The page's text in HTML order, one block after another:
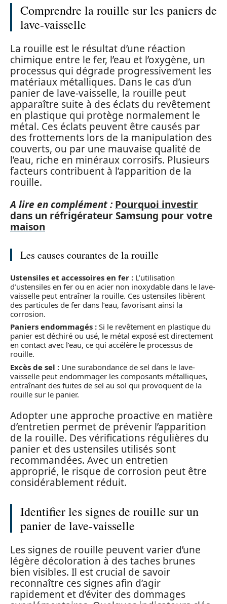
Comprendre la rouille sur les paniers de
lave-vaisselle
La rouille est le résultat d’une réaction
chimique entre le fer, l’eau et l’oxygène, un
processus qui dégrade progressivement les
matériaux métalliques. Dans le cas d’un
panier de lave-vaisselle, la rouille peut
apparaître suite à des éclats du revêtement
en plastique qui protège normalement le
métal. Ces éclats peuvent être causés par
des frottements lors de la manipulation des
couverts, ou par une mauvaise qualité de
l’eau, riche en minéraux corrosifs. Plusieurs
facteurs contribuent à l’apparition de la
rouille.
A lire en complément : Pourquoi investir
dans un réfrigérateur Samsung pour votre
maison
Les causes courantes de la rouille
Ustensiles et accessoires en fer : L’utilisation
d’ustensiles en fer ou en acier non inoxydable dans le lave-
vaisselle peut entraîner la rouille. Ces ustensiles libèrent
des particules de fer dans l’eau, favorisant ainsi la
corrosion.
Paniers endommagés : Si le revêtement en plastique du
panier est déchiré ou usé, le métal exposé est directement
en contact avec l’eau, ce qui accélère le processus de
rouille.
Excès de sel : Une surabondance de sel dans le lave-
vaisselle peut endommager les composants métalliques,
entraînant des fuites de sel au sol qui provoquent de la
rouille sur le panier.
Adopter une approche proactive en matière
d’entretien permet de prévenir l’apparition
de la rouille. Des vérifications régulières du
panier et des ustensiles utilisés sont
recommandées. Avec un entretien
approprié, le risque de corrosion peut être
considérablement réduit.
Identifier les signes de rouille sur un
panier de lave-vaisselle
Les signes de rouille peuvent varier d’une
légère décoloration à des taches brunes
bien visibles. Il est crucial de savoir
reconnaître ces signes afin d’agir
rapidement et d’éviter des dommages